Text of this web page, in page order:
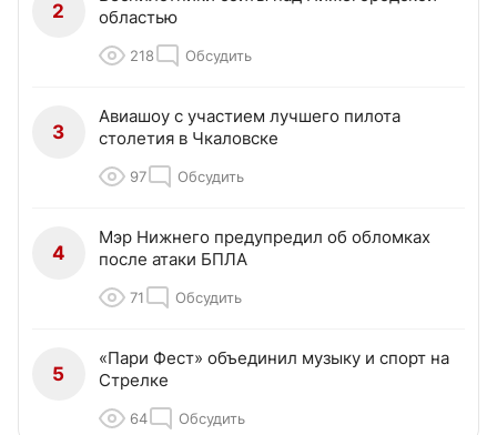
2
областью
218 Обсудить
3
Авиашоу с участием лучшего пилота
столетия в Чкаловске
97 Обсудить
4
Мэр Нижнего предупредил об обломках
после атаки БПЛА
71 Обсудить
5
«Пари Фест» объединил музыку и спорт на
Стрелке
64 Обсудить